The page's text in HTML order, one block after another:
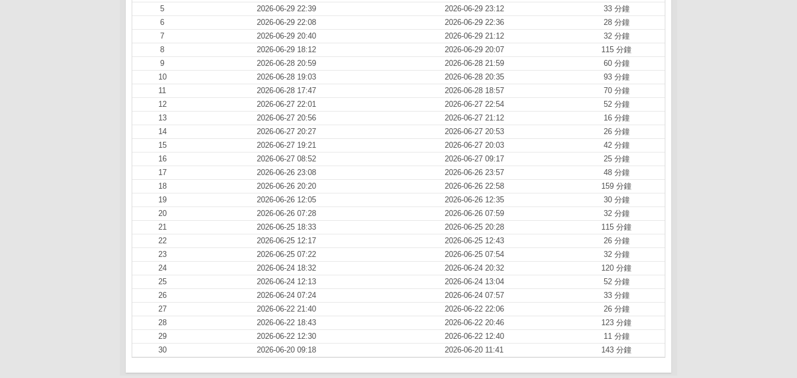
5
2026-06-29 22:39 2026-06-29 23:12
33 分鐘
6
2026-06-29 22:08 2026-06-29 22:36
28 分鐘
7
2026-06-29 20:40 2026-06-29 21:12
32 分鐘
8
2026-06-29 18:12 2026-06-29 20:07
115 分鐘
9
2026-06-28 20:59 2026-06-28 21:59
60 分鐘
10
2026-06-28 19:03 2026-06-28 20:35
93 分鐘
11
2026-06-28 17:47 2026-06-28 18:57
70 分鐘
12
2026-06-27 22:01 2026-06-27 22:54
52 分鐘
13
2026-06-27 20:56 2026-06-27 21:12
16 分鐘
14
2026-06-27 20:27 2026-06-27 20:53
26 分鐘
15
2026-06-27 19:21 2026-06-27 20:03
42 分鐘
16
2026-06-27 08:52 2026-06-27 09:17
25 分鐘
17
2026-06-26 23:08 2026-06-26 23:57
48 分鐘
18
2026-06-26 20:20 2026-06-26 22:58
159 分鐘
19
2026-06-26 12:05 2026-06-26 12:35
30 分鐘
20
2026-06-26 07:28 2026-06-26 07:59
32 分鐘
21
2026-06-25 18:33 2026-06-25 20:28
115 分鐘
22
2026-06-25 12:17 2026-06-25 12:43
26 分鐘
23
2026-06-25 07:22 2026-06-25 07:54
32 分鐘
24
2026-06-24 18:32 2026-06-24 20:32
120 分鐘
25
2026-06-24 12:13 2026-06-24 13:04
52 分鐘
26
2026-06-24 07:24 2026-06-24 07:57
33 分鐘
27
2026-06-22 21:40 2026-06-22 22:06
26 分鐘
28
2026-06-22 18:43 2026-06-22 20:46
123 分鐘
29
2026-06-22 12:30 2026-06-22 12:40
11 分鐘
30
2026-06-20 09:18 2026-06-20 11:41 143 分鐘